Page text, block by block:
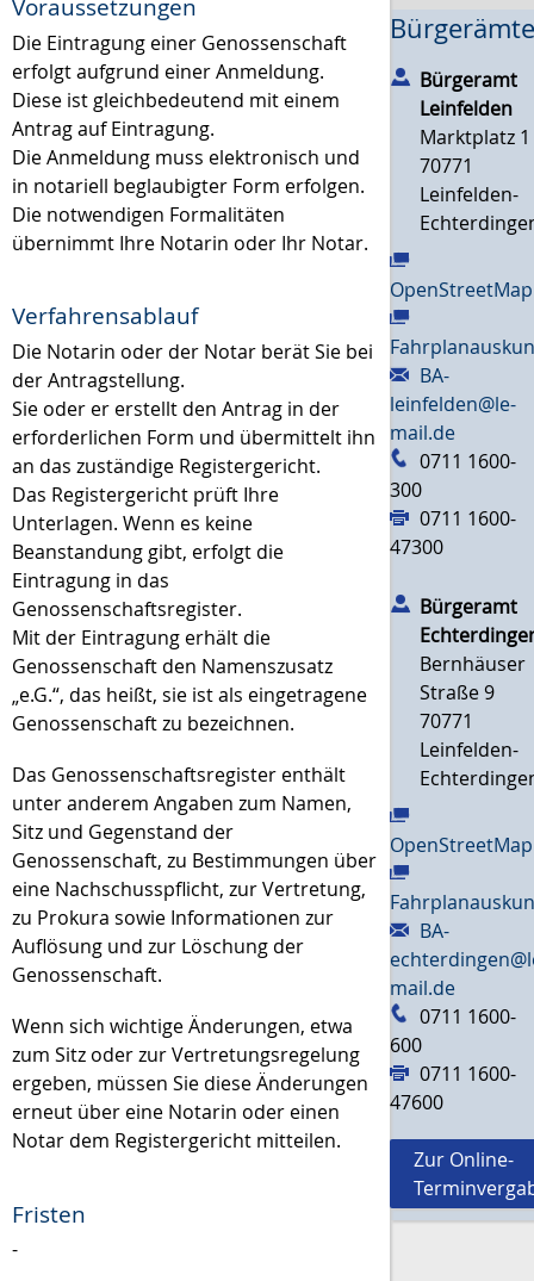
Voraussetzungen
Die Eintragung einer Genossenschaft
erfolgt aufgrund einer Anmeldung.
Diese ist gleichbedeutend mit einem
Antrag auf Eintragung.
Die Anmeldung muss elektronisch und
in notariell beglaubigter Form erfolgen.
Die notwendigen Formalitäten
übernimmt Ihre Notarin oder Ihr Notar.
Verfahrensablauf
Die Notarin oder der Notar berät Sie bei
der Antragstellung.
Sie oder er erstellt den Antrag in der
erforderlichen Form und übermittelt ihn
an das zuständige Registergericht.
Das Registergericht prüft Ihre
Unterlagen. Wenn es keine
Beanstandung gibt, erfolgt die
Eintragung in das
Genossenschaftsregister.
Mit der Eintragung erhält die
Genossenschaft den Namenszusatz
„e.G.“, das heißt, sie ist als eingetragene
Genossenschaft zu bezeichnen.
Das Genossenschaftsregister enthält
unter anderem Angaben zum Namen,
Sitz und Gegenstand der
Genossenschaft, zu Bestimmungen über
eine Nachschusspflicht, zur Vertretung,
zu Prokura sowie Informationen zur
Auflösung und zur Löschung der
Genossenschaft.
Wenn sich wichtige Änderungen, etwa
zum Sitz oder zur Vertretungsregelung
ergeben, müssen Sie diese Änderungen
erneut über eine Notarin oder einen
Notar dem Registergericht mitteilen.
Fristen
-
Bürgeramt
Leinfelden
Marktplatz 1
70771
Leinfelden-
OpenStreetMap
BA-
leinfelden@le-
mail.de
0711 1600-
300
0711 1600-
47300
Bürgeramt
Bernhäuser
Straße 9
70771
Leinfelden-
OpenStreetMap
BA-
mail.de
0711 1600-
600
0711 1600-
47600
Zur Online-